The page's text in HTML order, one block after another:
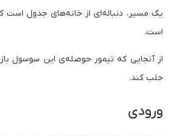
یک مسیر، دنباله‌ای از خانه‌های جدول است
است.
از آنجایی که تیمور حوصله‌ی این سوسول
جلب کند.
ورودی